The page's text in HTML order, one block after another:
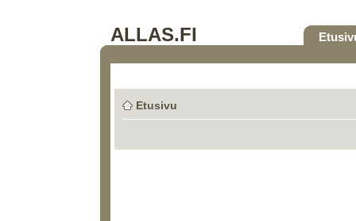
ALLAS.FI
Etusivu